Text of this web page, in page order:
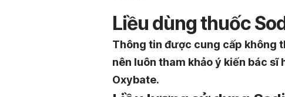
Liều dùng thuốc
Thông tin được cung cấp không
nên luôn tham khảo ý kiến ​​bác
Oxybate.